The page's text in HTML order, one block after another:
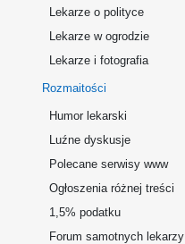
Lekarze o polityce
Lekarze w ogrodzie
Lekarze i fotografia
Rozmaitości
Humor lekarski
Luźne dyskusje
Polecane serwisy www
Ogłoszenia różnej treści
1,5% podatku
Forum samotnych lekarzy